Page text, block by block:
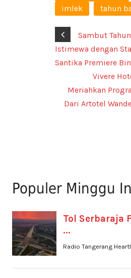
imlek
tahun
Sambut
Istimewa dengan
Santika Premiere
Vivere
Meriahkan
Dari Artotel
Populer Minggu